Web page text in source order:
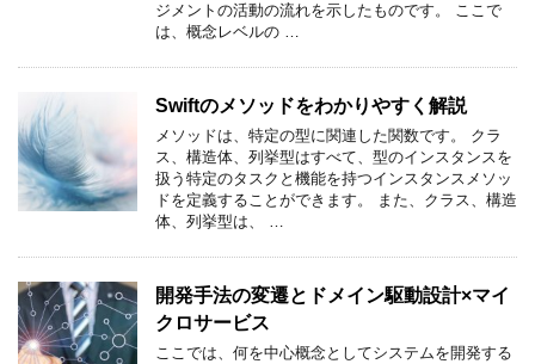
ジメントの活動の流れを示したものです。 ここで
は、概念レベルの …
Swiftのメソッドをわかりやすく解説
メソッドは、特定の型に関連した関数です。 クラ
ス、構造体、列挙型はすべて、型のインスタンスを
扱う特定のタスクと機能を持つインスタンスメソッ
ドを定義することができます。 また、クラス、構造
体、列挙型は、 …
開発手法の変遷とドメイン駆動設計×マイ
クロサービス
ここでは、何を中心概念としてシステムを開発する